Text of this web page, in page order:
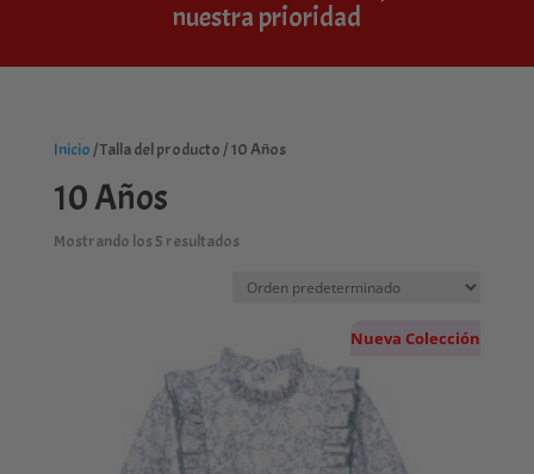
nuestra prioridad
Inicio / Talla del producto / 10 Años
10 Años
Mostrando los 5 resultados
Nueva Colección